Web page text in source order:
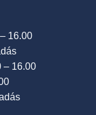
16.00
– 16.00